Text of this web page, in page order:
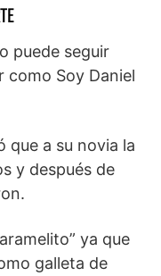
puede seguir
como Soy Daniel
que a su novia la
y después de
ya que
galleta de